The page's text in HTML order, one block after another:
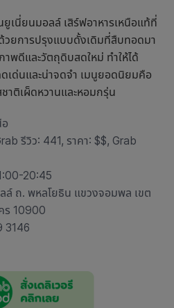
ยูเนี่ยนมอลล์ เสิร์ฟอาหารเหนือแท้ที่
วยการปรุงแบบดั้งเดิมที่สืบทอดมา
พดีและวัตถุดิบสดใหม่ ทำให้ได้
ดเด่นและน่าจดจำ เมนูยอดนิยมคือ
าติเผ็ดหวานและหอมกรุ่น
อ
รีวิว: 441, ราคา: $$, Grab
20:45
ล์ ถ. พหลโยธิน แขวงจอมพล เขต
ร 10900
3146